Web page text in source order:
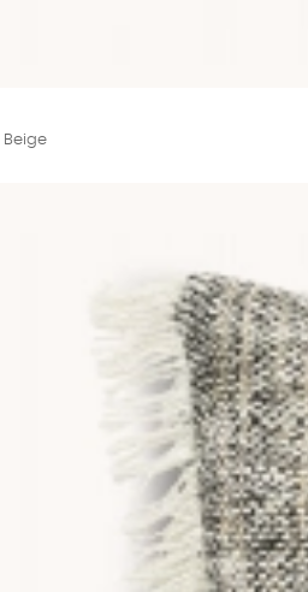
Beige Finns även i dessa färger:
40x60 Beige
Beige